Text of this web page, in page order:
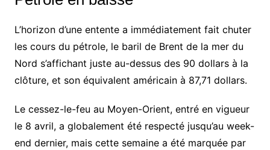
L’horizon d’une entente a immédiatement fait chuter
les cours du pétrole, le baril de Brent de la mer du
Nord s’affichant juste au-dessus des 90 dollars à la
clôture, et son équivalent américain à 87,71 dollars.
Le cessez-le-feu au Moyen-Orient, entré en vigueur
le 8 avril, a globalement été respecté jusqu’au week-
end dernier, mais cette semaine a été marquée par